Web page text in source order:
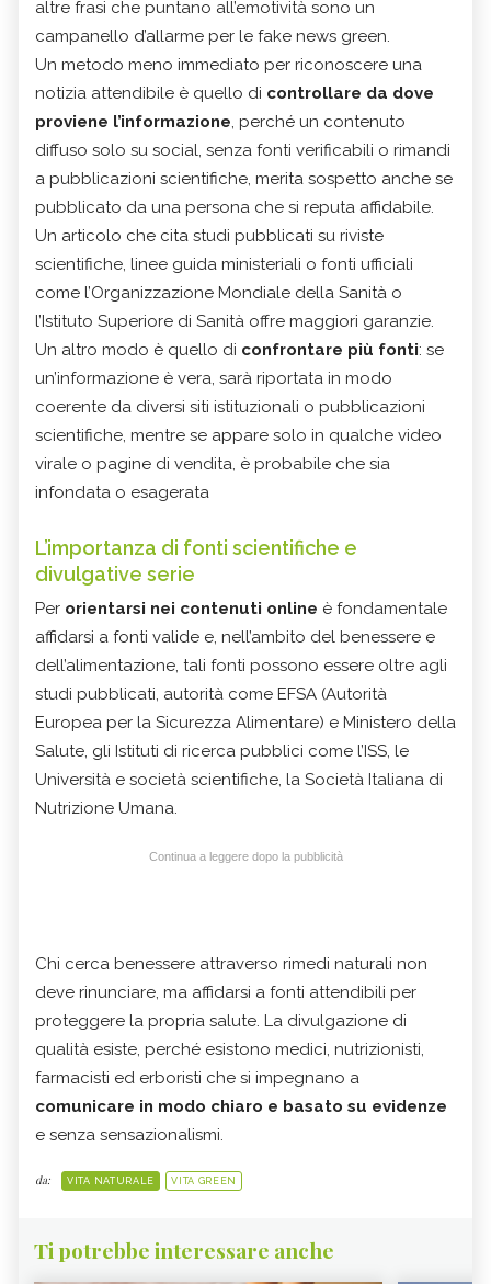
altre frasi che puntano all’emotività sono un
campanello d’allarme per le fake news green.
Un metodo meno immediato per riconoscere una
notizia attendibile è quello di controllare da dove
proviene l’informazione, perché un contenuto
diffuso solo su social, senza fonti verificabili o rimandi
a pubblicazioni scientifiche, merita sospetto anche se
pubblicato da una persona che si reputa affidabile.
Un articolo che cita studi pubblicati su riviste
scientifiche, linee guida ministeriali o fonti ufficiali
come l’Organizzazione Mondiale della Sanità o
l’Istituto Superiore di Sanità offre maggiori garanzie.
Un altro modo è quello di confrontare più fonti: se
un’informazione è vera, sarà riportata in modo
coerente da diversi siti istituzionali o pubblicazioni
scientifiche, mentre se appare solo in qualche video
virale o pagine di vendita, è probabile che sia
infondata o esagerata
L’importanza di fonti scientifiche e
divulgative serie
Per orientarsi nei contenuti online è fondamentale
affidarsi a fonti valide e, nell’ambito del benessere e
dell’alimentazione, tali fonti possono essere oltre agli
studi pubblicati, autorità come EFSA (Autorità
Europea per la Sicurezza Alimentare) e Ministero della
Salute, gli Istituti di ricerca pubblici come l’ISS, le
Università e società scientifiche, la Società Italiana di
Nutrizione Umana.
Continua a leggere dopo la pubblicità
Chi cerca benessere attraverso rimedi naturali non
deve rinunciare, ma affidarsi a fonti attendibili per
proteggere la propria salute. La divulgazione di
qualità esiste, perché esistono medici, nutrizionisti,
farmacisti ed erboristi che si impegnano a
comunicare in modo chiaro e basato su evidenze
e senza sensazionalismi.
da: VITA NATURALE VITA GREEN
Ti potrebbe interessare anche